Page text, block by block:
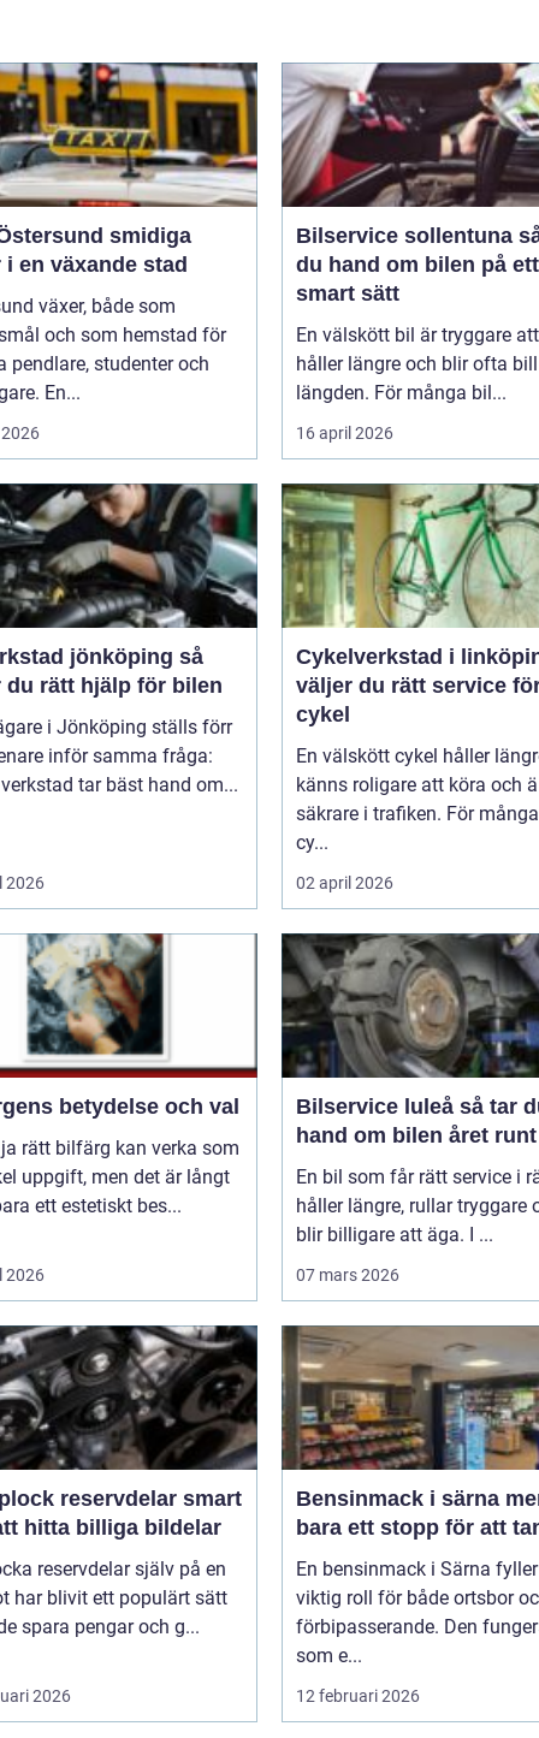
smidiga
i en växande stad
växer, både som
och som hemstad för
pendlare, studenter och
En...
Bilservice sollentuna så tar
du hand om bilen på ett
smart sätt
En välskött bil är tryggare
håller längre och blir ofta
längden. För många bil...
16 april 2026
jönköping så
du rätt hjälp för bilen
i Jönköping ställs förr
inför samma fråga:
tar bäst hand om...
2026
Cykelverkstad i linköping
väljer du rätt service
cykel
En välskött cykel håller
känns roligare att köra och
säkrare i trafiken. För
cy...
02 april 2026
betydelse och val
rätt bilfärg kan verka som
uppgift, men det är långt
ett estetiskt bes...
2026
Bilservice luleå så tar du
hand om bilen året runt
En bil som får rätt service i
håller längre, rullar tryggare
blir billigare att äga. I ...
07 mars 2026
reservdelar smart
hitta billiga bildelar
reservdelar själv på en
har blivit ett populärt sätt
spara pengar och g...
2026
Bensinmack i särna mer än
bara ett stopp för att
En bensinmack i Särna
viktig roll för både ortsbor
förbipasserande. Den
som e...
12 februari 2026